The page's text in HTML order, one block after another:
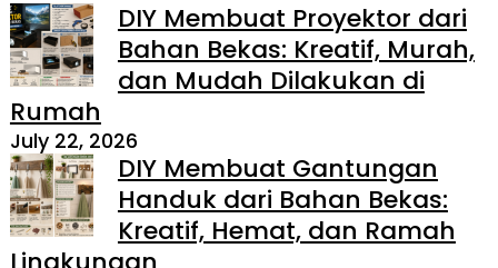
DIY Membuat Proyektor dari
Bahan Bekas: Kreatif, Murah,
dan Mudah Dilakukan di
Rumah
July 22, 2026
DIY Membuat Gantungan
Handuk dari Bahan Bekas:
Kreatif, Hemat, dan Ramah